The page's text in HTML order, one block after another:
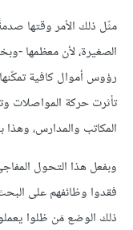
مثّل ذلك الأمر وقتها
الصغيرة، لأن معظمها -
رؤوس أموال كافية
تأثرت حركة المواصلات
المكاتب والمدارس،
وبفعل هذا التحول
فقدوا وظائفهم على
ذلك الوضع مَن ظلوا